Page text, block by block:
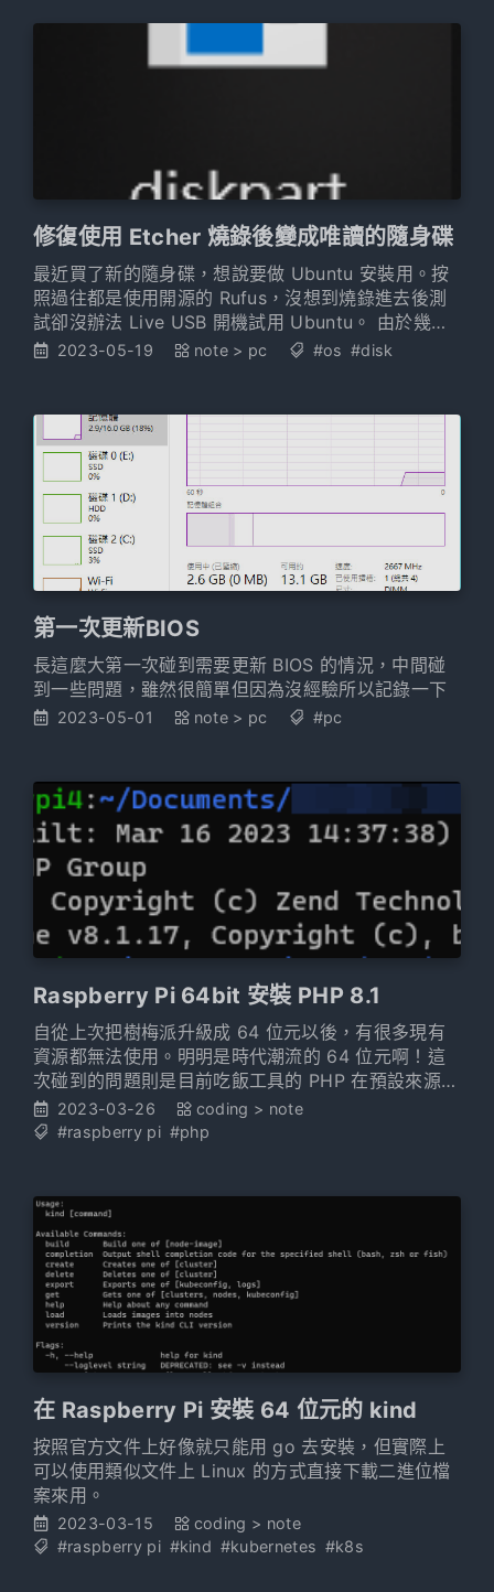
差異。
修復使用 Etcher 燒錄後變成唯讀的隨身碟
最近買了新的隨身碟，想說要做 Ubuntu 安裝用。按
照過往都是使用開源的 Rufus，沒想到燒錄進去後測
試卻沒辦法 Live USB 開機試用 Ubuntu。 由於幾年
前 Ubuntu 官方教學上就改推薦另外一套
Rufus 的教學頁），想說會不會是有什麼特殊因素，
因此就改用這套
2023-05-19 note > pc #os #disk
第一次更新BIOS
長這麼大第一次碰到需要更新 BIOS 的情況，中間碰
到一些問題，雖然很簡單但因為沒經驗所以記錄一下
2023-05-01 note > pc #pc
Raspberry Pi 64bit 安裝 PHP 8.1
自從上次把樹梅派升級成 64 位元以後，有很多現有
資源都無法使用。明明是時代潮流的 64 位元啊！這
次碰到的問題則是目前吃飯工具的 PHP 在預設來源中
只有 7.4，再往上就沒有了。 當然大家通常都會自己
去找另外一個常見的來源：ppa:ondrej/php，不過這
行指令都要跑那一串 docker 指令也是很
2023-03-26 coding > note
#raspberry pi #php
在 Raspberry Pi 安裝 64 位元的 kind
按照官方文件上好像就只能用 go 去安裝，但實際上
可以使用類似文件上 Linux 的方式直接下載二進位檔
案來用。
2023-03-15 coding > note
#raspberry pi #kind #kubernetes #k8s